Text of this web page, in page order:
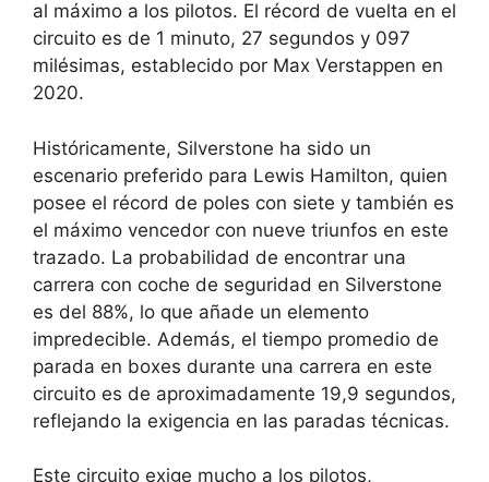
al máximo a los pilotos. El récord de vuelta en el
circuito es de 1 minuto, 27 segundos y 097
milésimas, establecido por Max Verstappen en
2020.
Históricamente, Silverstone ha sido un
escenario preferido para Lewis Hamilton, quien
posee el récord de poles con siete y también es
el máximo vencedor con nueve triunfos en este
trazado. La probabilidad de encontrar una
carrera con coche de seguridad en Silverstone
es del 88%, lo que añade un elemento
impredecible. Además, el tiempo promedio de
parada en boxes durante una carrera en este
circuito es de aproximadamente 19,9 segundos,
reflejando la exigencia en las paradas técnicas.
Este circuito exige mucho a los pilotos,